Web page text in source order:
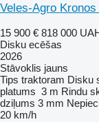
Veles-Agro
15 900 € 818 000
Disku ecēšas
2026
Stāvoklis jauns
Tips traktoram Disku
platums 3 m Rindu
dziļums 3 mm
20 km/h